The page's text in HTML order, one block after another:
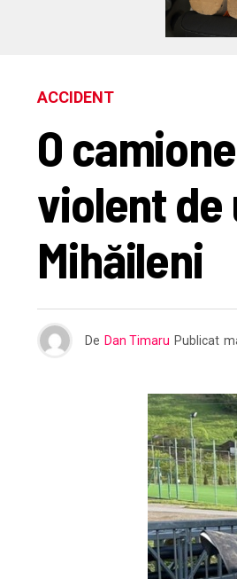
ACCIDENT
O
violent de
Mihăileni
De Dan Timaru Publicat